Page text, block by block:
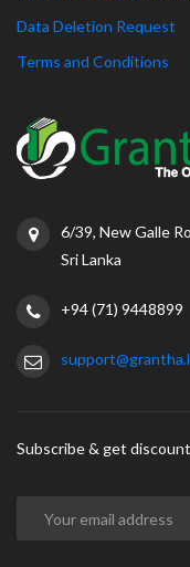
Data Deletion Request
Terms and Conditions
6/39, New Galle
Sri Lanka
+94 (71) 9448899
Subscribe & get